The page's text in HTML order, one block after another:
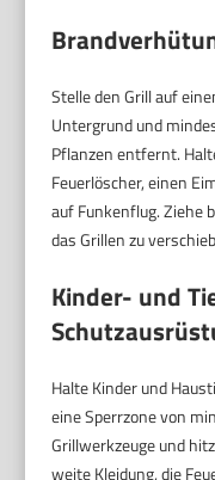
Stelle den Grill auf
Untergrund und
Pflanzen entfernt.
Feuerlöscher, einen
auf Funkenflug. Ziehe
das Grillen zu
Kinder- und
Halte Kinder und
eine Sperrzone von
Grillwerkzeuge und
weite Kleidung, die